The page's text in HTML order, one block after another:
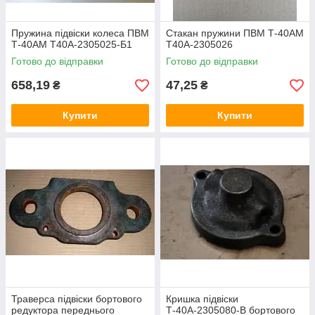
Пружина підвіски колеса ПВМ
Т-40АМ Т40А-2305025-Б1
Готово до відправки
658,19 ₴
Купити
Стакан пружини ПВМ Т-40АМ
Т40А-2305026
Готово до відправки
47,25 ₴
Купити
Траверса підвіски бортового
редуктора переднього
Кришка підвіски
Т-40А-2305080-В бортового